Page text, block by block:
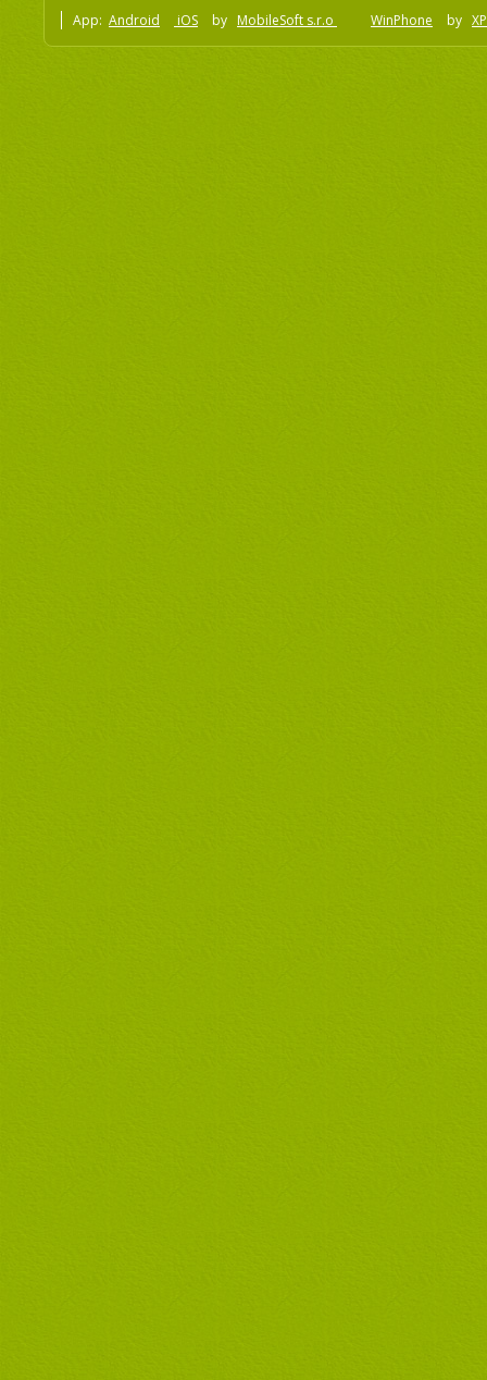
App: Android iOS by MobileSoft s.r.o WinPhone by